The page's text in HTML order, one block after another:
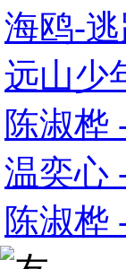
海鸥-
远山少
陈淑桦
温奕心
陈淑桦